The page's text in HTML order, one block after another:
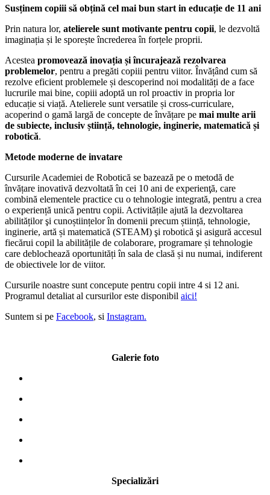
Susținem copiii să obțină cel mai bun start in educație de 11 ani
Prin natura lor, atelierele sunt motivante pentru copii, le dezvoltă
imaginația și le sporește încrederea în forțele proprii.
Acestea promovează inovația și încurajează rezolvarea
problemelor, pentru a pregăti copiii pentru viitor. Învățând cum să
rezolve eficient problemele și descoperind noi modalități de a face
lucrurile mai bine, copiii adoptă un rol proactiv in propria lor
educație si viață. Atelierele sunt versatile și cross-curriculare,
acoperind o gamă largă de concepte de învățare pe mai multe arii
de subiecte, inclusiv știință, tehnologie, inginerie, matematică și
robotică.
Metode moderne de invatare
Cursurile Academiei de Robotică se bazează pe o metodă de
învățare inovativă dezvoltată în cei 10 ani de experienţă, care
combină elementele practice cu o tehnologie integrată, pentru a crea
o experiență unică pentru copii. Activitățile ajută la dezvoltarea
abilităților şi cunoștiințelor în domenii precum știință, tehnologie,
inginerie, artă și matematică (STEAM) şi robotică şi asigură accesul
fiecărui copil la abilitățile de colaborare, programare și tehnologie
care deblochează oportunități în sala de clasă și nu numai, indiferent
de obiectivele lor de viitor.
Cursurile noastre sunt concepute pentru copii intre 4 si 12 ani.
Programul detaliat al cursurilor este disponibil aici!
Suntem si pe Facebook, si Instagram.
Galerie foto
Specializări